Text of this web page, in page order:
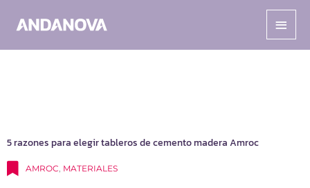
5 razones para elegir tableros de cemento madera Amroc
AMROC, MATERIALES